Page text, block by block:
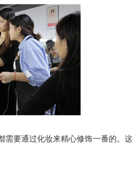
要通过化妆来精心修饰一番的。